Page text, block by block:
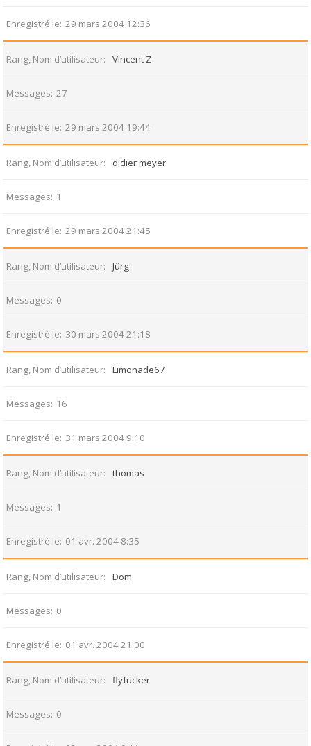
Enregistré le 29 mars 2004 12:36
Rang, Nom d’utilisateur Vincent Z
Messages 27
Enregistré le 29 mars 2004 19:44
Rang, Nom d’utilisateur didier meyer
Messages 1
Enregistré le 29 mars 2004 21:45
Rang, Nom d’utilisateur Jürg
Messages 0
Enregistré le 30 mars 2004 21:18
Rang, Nom d’utilisateur Limonade67
Messages 16
Enregistré le 31 mars 2004 9:10
Rang, Nom d’utilisateur thomas
Messages 1
Enregistré le 01 avr. 2004 8:35
Rang, Nom d’utilisateur Dom
Messages 0
Enregistré le 01 avr. 2004 21:00
Rang, Nom d’utilisateur flyfucker
Messages 0